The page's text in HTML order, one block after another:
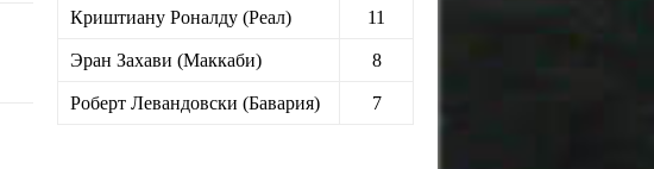
Криштиану Роналду (Реал) 11
Эран Захави (Маккаби) 8
Роберт Левандовски (Бавария) 7